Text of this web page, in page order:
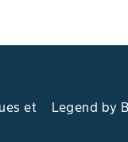
et
Legend by